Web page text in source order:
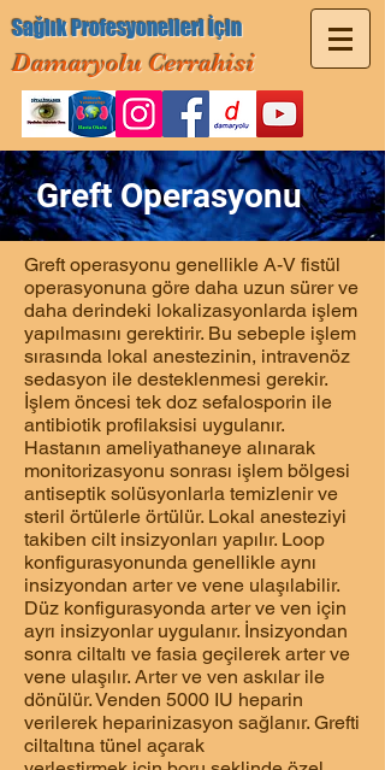
Sağlık Profesyonelleri İçin
Damaryolu Cerrahisi
Greft Operasyonu
Greft operasyonu genellikle A-V fistül
operasyonuna göre daha uzun sürer ve
daha derindeki lokalizasyonlarda işlem
yapılmasını gerektirir. Bu sebeple işlem
sırasında lokal anestezinin, intravenöz
sedasyon ile desteklenmesi gerekir.
İşlem öncesi tek doz sefalosporin ile
antibiotik profilaksisi uygulanır.
Hastanın ameliyathaneye alınarak
monitorizasyonu sonrası işlem bölgesi
antiseptik solüsyonlarla temizlenir ve
steril örtülerle örtülür. Lokal anesteziyi
takiben cilt insizyonları yapılır. Loop
konfigurasyonunda genellikle aynı
insizyondan arter ve vene ulaşılabilir.
Düz konfigurasyonda arter ve ven için
ayrı insizyonlar uygulanır. İnsizyondan
sonra ciltaltı ve fasia geçilerek arter ve
vene ulaşılır. Arter ve ven askılar ile
dönülür. Venden 5000 IU heparin
verilerek heparinizasyon sağlanır. Grefti
ciltaltına tünel açarak